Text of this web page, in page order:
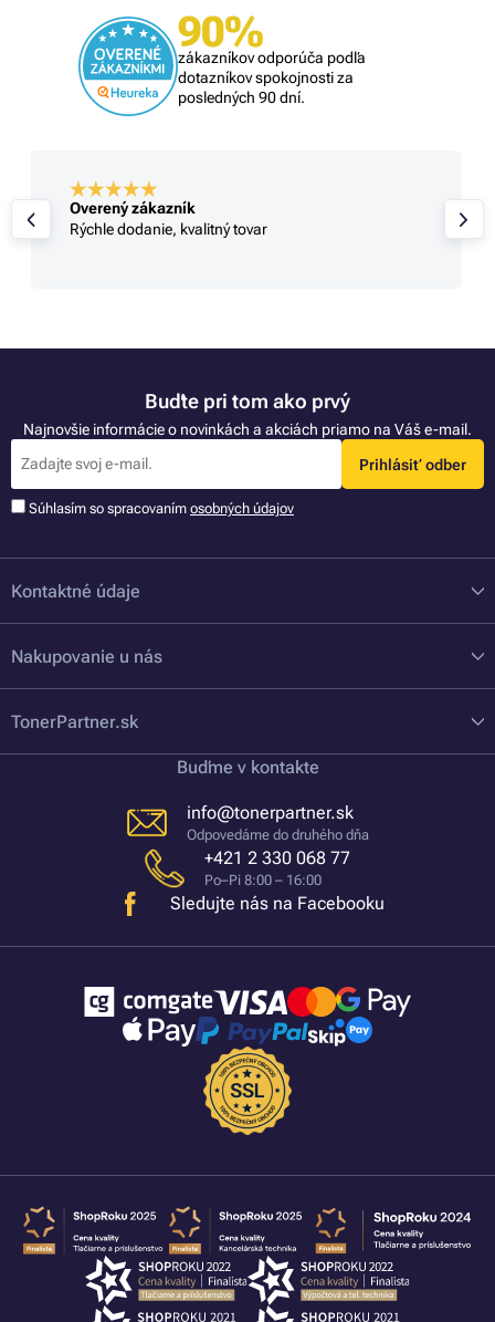
90%
zákazníkov odporúča podľa
dotazníkov spokojnosti za
posledných 90 dní.
Overený zákazník
Rýchle dodanie, kvalitný tovar
Buďte pri tom ako prvý
Najnovšie informácie o novinkách a akciách priamo na Váš e-mail.
Prihlásiť odber
Súhlasím so spracovaním osobných údajov
Kontaktné údaje
Nakupovanie u nás
TonerPartner.sk
Buďme v kontakte
info@tonerpartner.sk
Odpovedáme do druhého dňa
+421 2 330 068 77
Po–Pi 8:00 – 16:00
Sledujte nás na Facebooku